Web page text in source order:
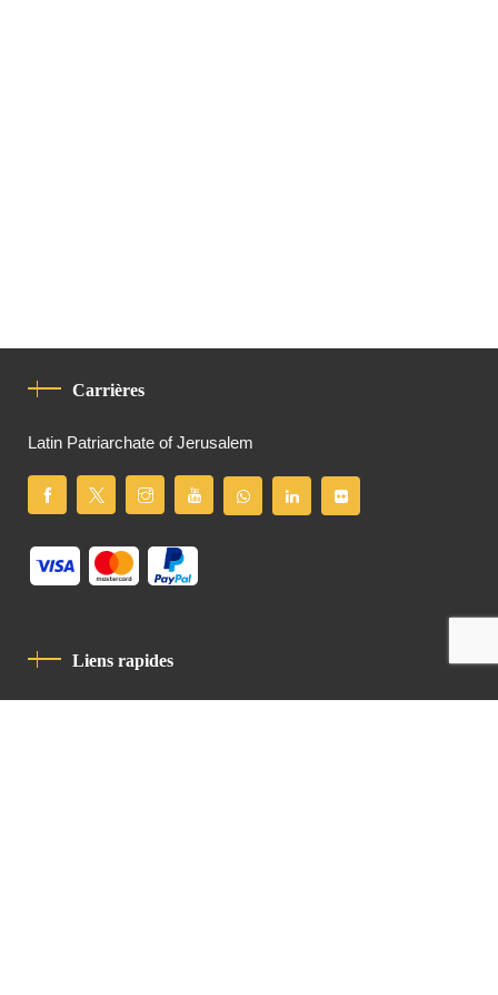
Carrières
Latin Patriarchate of Jerusalem
Liens rapides